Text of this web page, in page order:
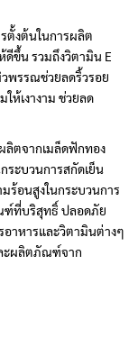
ตั้งต้นในการผลิต
ขึ้น รวมถึงวิตามิน E
พรรณช่วยลดริ้วรอย
ให้เงางาม ช่วยลด
ลิตจากเมล็ดฟักทอง
ระบวนการสกัดเย็น
ร้อนสูงในกระบวนการ
ฑ์ที่บริสุทธิ์ ปลอดภัย
อาหารและวิตามินต่างๆ
ละผลิตภัณฑ์จาก